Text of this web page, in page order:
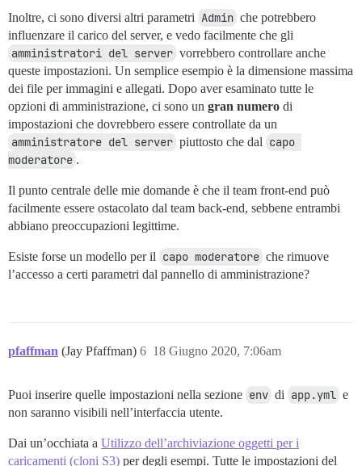
Inoltre, ci sono diversi altri parametri Admin che potrebbero
influenzare il carico del server, e vedo facilmente che gli
amministratori del server vorrebbero controllare anche
queste impostazioni. Un semplice esempio è la dimensione massima
dei file per immagini e allegati. Dopo aver esaminato tutte le
opzioni di amministrazione, ci sono un gran numero di
impostazioni che dovrebbero essere controllate da un
amministratore del server piuttosto che dal capo
moderatore .
Il punto centrale delle mie domande è che il team front-end può
facilmente essere ostacolato dal team back-end, sebbene entrambi
abbiano preoccupazioni legittime.
Esiste forse un modello per il capo moderatore che rimuove
l’accesso a certi parametri dal pannello di amministrazione?
pfaffman (Jay Pfaffman) 18 Giugno 2020, 7:06am
6
Puoi inserire quelle impostazioni nella sezione env di app.yml e
non saranno visibili nell’interfaccia utente.
Dai un’occhiata a Utilizzo dell’archiviazione oggetti per i
caricamenti (cloni S3) per degli esempi. Tutte le impostazioni del